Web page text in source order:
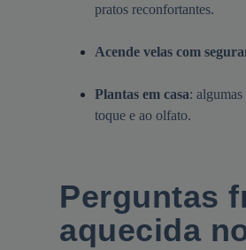
pratos reconfortantes.
Acende velas com
Plantas em casa:
toque e ao olfato.
Perguntas
aquecida